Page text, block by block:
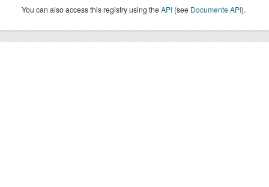
You can also access this registry using theAPI (see Documente API).